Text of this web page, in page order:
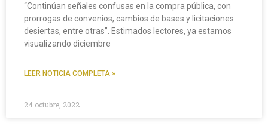
“Continúan señales confusas en la compra pública, con
prorrogas de convenios, cambios de bases y licitaciones
desiertas, entre otras”. Estimados lectores, ya estamos
visualizando diciembre
LEER NOTICIA COMPLETA »
24 octubre, 2022